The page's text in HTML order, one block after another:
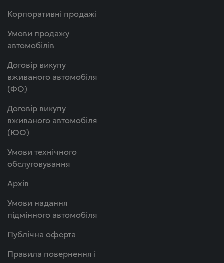
Корпоративні продажі
Умови продажу
автомобілів
Договір викупу
вживаного автомобіля
(ФО)
Договір викупу
вживаного автомобіля
(ЮО)
Умови технічного
обслуговування
Архів
Умови надання
підмінного автомобіля
Публічна оферта
Правила повернення і